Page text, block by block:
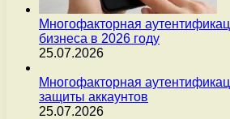
Многофакторная
бизнеса в 2026 году
25.07.2026
Многофакторная
защиты аккаунтов
25.07.2026